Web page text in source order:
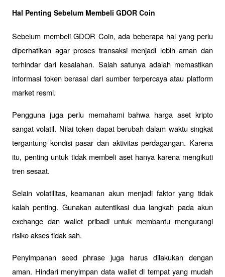
Hal Penting Sebelum Membeli GDOR Coin
Sebelum membeli GDOR Coin, ada beberapa hal yang perlu
diperhatikan agar proses transaksi menjadi lebih aman dan
terhindar dari kesalahan. Salah satunya adalah memastikan
informasi token berasal dari sumber terpercaya atau platform
market resmi.
Pengguna juga perlu memahami bahwa harga aset kripto
sangat volatil. Nilai token dapat berubah dalam waktu singkat
tergantung kondisi pasar dan aktivitas perdagangan. Karena
itu, penting untuk tidak membeli aset hanya karena mengikuti
tren sesaat.
Selain volatilitas, keamanan akun menjadi faktor yang tidak
kalah penting. Gunakan autentikasi dua langkah pada akun
exchange dan wallet pribadi untuk membantu mengurangi
risiko akses tidak sah.
Penyimpanan seed phrase juga harus dilakukan dengan
aman. Hindari menyimpan data wallet di tempat yang mudah